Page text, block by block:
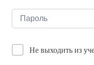
Не выходить из